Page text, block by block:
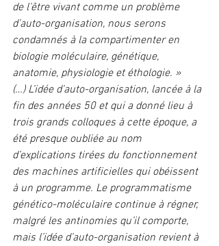
de l’être vivant comme un problème
d’auto-organisation, nous serons
condamnés à la compartimenter en
biologie moléculaire, génétique,
anatomie, physiologie et éthologie. »
(…) L’idée d’auto-organisation, lancée à la
fin des années 50 et qui a donné lieu à
trois grands colloques à cette époque, a
été presque oubliée au nom
d’explications tirées du fonctionnement
des machines artificielles qui obéissent
à un programme. Le programmatisme
génético-moléculaire continue à régner,
malgré les antinomies qu’il comporte,
mais l’idée d’auto-organisation revient à